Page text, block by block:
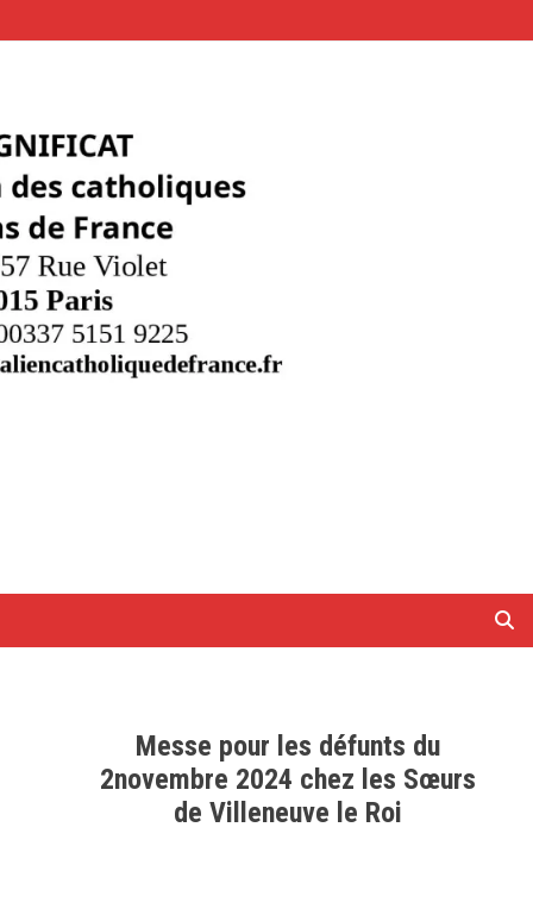
Messe pour les défunts du
2novembre 2024 chez les Sœurs
de Villeneuve le Roi